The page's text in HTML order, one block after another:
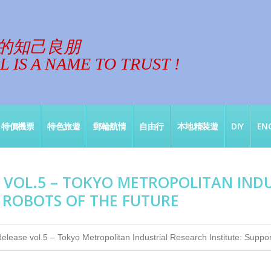
知己良朋
IS A NAME TO TRUST !
特價機票 特色旅遊 郵輪航情 自由行 本地精裝遊 DIY
– TOKYO METROPOLITAN
OF THE FUTURE
vol.5 – Tokyo Metropolitan Industrial Research Institute: